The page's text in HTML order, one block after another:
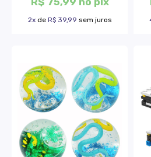
2xde R$ 39,99 sem juros